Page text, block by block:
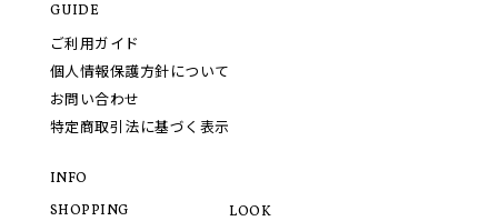
GUIDE
ご利用ガイド
個人情報保護方針について
お問い合わせ
特定商取引法に基づく表示
INFO
SHOPPING
LOOK